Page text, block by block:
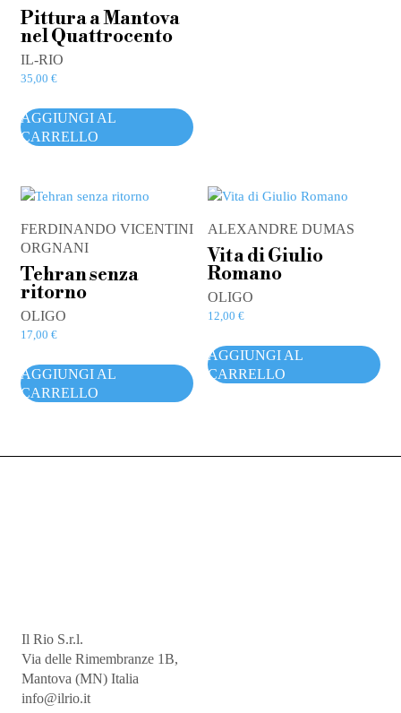
Pittura a Mantova
nel Quattrocento
IL-RIO
35,00 €
AGGIUNGI AL
CARRELLO
FERDINANDO VICENTINI
ORGNANI
Tehran senza
ritorno
OLIGO
17,00 €
AGGIUNGI AL
CARRELLO
ALEXANDRE DUMAS
Vita di Giulio
Romano
OLIGO
12,00€
AGGIUNGI AL
CARRELLO
Il Rio S.r.l.
Via delle Rimembranze 1B,
Mantova (MN) Italia
info@ilrio.it